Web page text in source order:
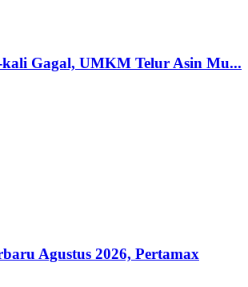
kali Gagal, UMKM Telur Asin Mu...
Agustus 2026, Pertamax